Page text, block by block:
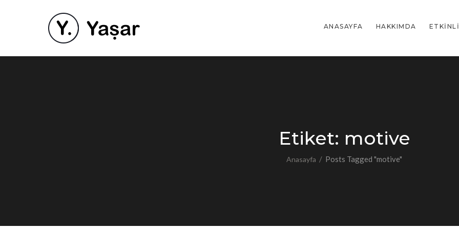
ANASAYFA HAKKIMDA
Etiket: motive
Anasayfa / Posts Tagged "motive"